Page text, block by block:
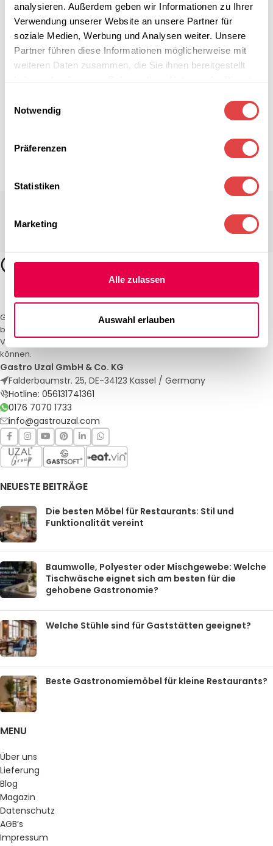
analysieren. Außerdem geben wir Informationen zu Ihrer
Verwendung unserer Website an unsere Partner für
soziale Medien, Werbung und Analysen weiter. Unsere
Partner führen diese Informationen möglicherweise mit
weiteren Daten zusammen, die Sie ihnen bereitgestellt
Notwendig
Präferenzen
Statistiken
Marketing
Alle zulassen
Auswahl erlauben
Gastro Uzal – Ihr Spezialist für Gastronomiemöbel und -textilien. Wir
bieten maßgeschneiderte Lösungen für Restaurants, Hotels und
Veranstaltungen. Qualität und Service, auf die Sie sich verlassen
können.
Gastro Uzal GmbH & Co. KG
Falderbaumstr. 25, DE-34123 Kassel / Germany
Hotline: 056131741361
0176 7070 1733
info@gastrouzal.com
NEUESTE BEITRÄGE
Die besten Möbel für Restaurants: Stil und
Funktionalität vereint
Baumwolle, Polyester oder Mischgewebe: Welche
Tischwäsche eignet sich am besten für die
gehobene Gastronomie?
Welche Stühle sind für Gaststätten geeignet?
Beste Gastronomiemöbel für kleine Restaurants?
MENU
Über uns
Lieferung
Blog
Magazin
Datenschutz
AGB’s
Impressum